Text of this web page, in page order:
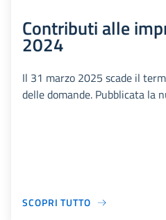
Contributi alle
2024
Il 31 marzo 2025 scade il
delle domande. Pubblicata la
SCOPRI TUTTO